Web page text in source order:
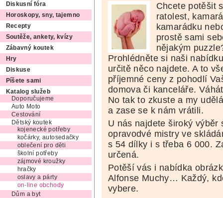
Diskusní fóra
Horoskopy, sny, tajemno
Recepty
Soutěže, ankety, kvízy
Zábavný koutek
Hry
Diskuse
Píšete sami
Katalog služeb
Doporučujeme
Auto Moto
Cestování
Dětský koutek
kojenecké potřeby
kočárky, autosedačky
oblečení pro děti
školní potřeby
zájmové kroužky
hračky
oslavy a párty
on-line obchody
Dům a byt
Chcete potěšit
ratolest,
kamarádku
prostě sami
nějakým
Prohlédněte si naši
určitě něco najdete. A to
příjemné ceny z pohodlí
domova či kanceláře.
No tak to zkuste a my
a zase se k nám vrátili.
U nás najdete široký
opravodvé mistry ve
s 54 dílky i s třeba 6 000.
určená.
Potěší vás i nabídka
Alfonse Muchy… Každý,
vybere.